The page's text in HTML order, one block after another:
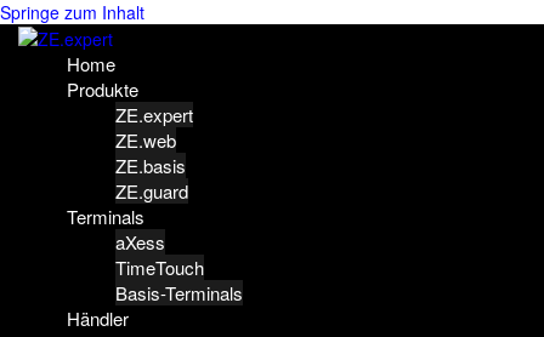
Springe zum Inhalt
Home
Produkte
ZE.expert
ZE.web
ZE.basis
ZE.guard
Terminals
aXess
TimeTouch
Basis-Terminals
Händler